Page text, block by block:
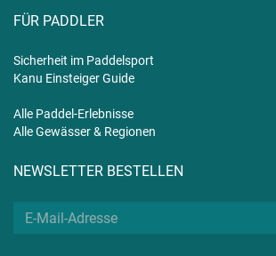
FÜR PADDLER
Sicherheit im Paddelsport
Kanu Einsteiger Guide
Alle Paddel-Erlebnisse
Alle Gewässer & Regionen
NEWSLETTER BESTELLEN
Deine